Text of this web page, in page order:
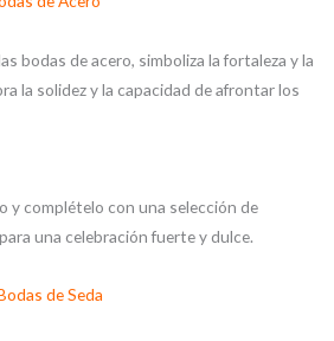
bodas de acero, simboliza la fortaleza y la
la solidez y la capacidad de afrontar los
y complételo con una selección de
una celebración fuerte y dulce.
de Seda